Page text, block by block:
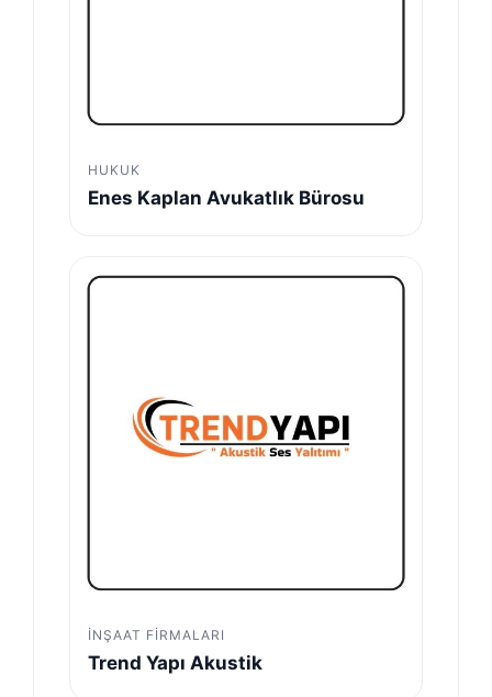
HUKUK
Enes Kaplan Avukatlık Bürosu
İNŞAAT FIRMALARI
Trend Yapı Akustik